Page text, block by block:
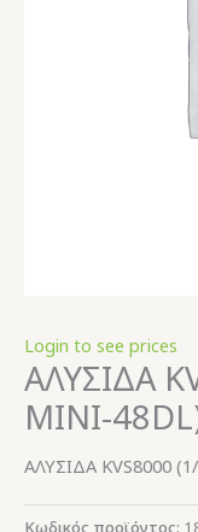
Login to see prices
ΑΛΥΣΙΔΑ
MINI-
ΑΛΥΣΙΔΑ KVS8000
Κωδικός προϊόντος: